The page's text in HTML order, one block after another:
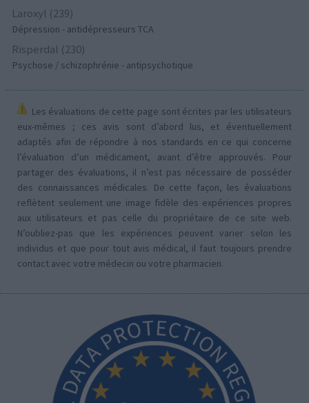
Laroxyl (239)
Dépression - antidépresseurs TCA
Risperdal (230)
Psychose / schizophrénie - antipsychotique
Les évaluations de cette page sont écrites par les utilisateurs
eux-mêmes ; ces avis sont d’abord lus, et éventuellement
adaptés afin de répondre à nos standards en ce qui concerne
l’évaluation d’un médicament, avant d’être approuvés. Pour
partager des évaluations, il n’est pas nécessaire de posséder
des connaissances médicales. De cette façon, les évaluations
reflètent seulement une image fidèle des expériences propres
aux utilisateurs et pas celle du propriétaire de ce site web.
N’oubliez-pas que les expériences peuvent varier selon les
individus et que pour tout avis médical, il faut toujours prendre
contact avec votre médecin ou votre pharmacien.